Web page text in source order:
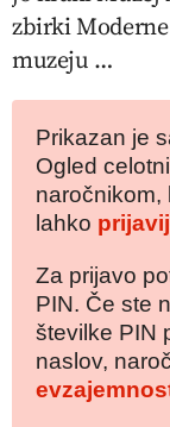
zbirki
muzeju …
Prikazan je
Ogled
naročnikom,
lahko
Za prijavo
PIN. Če ste
številke PIN
naslov,